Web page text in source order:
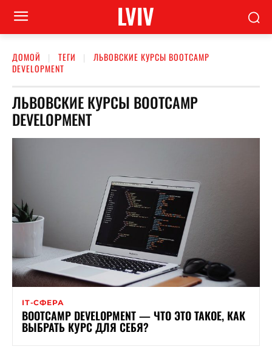
LVIV
ДОМОЙ ТЕГИ
ЛЬВОВСКИЕ КУРСЫ BOOTCAMP
DEVELOPMENT
ЛЬВОВСКИЕ КУРСЫ BOOTCAMP
DEVELOPMENT
ІТ-СФЕРА
BOOTCAMP DEVELOPMENT — ЧТО ЭТО ТАКОЕ, КАК
ВЫБРАТЬ КУРС ДЛЯ СЕБЯ?